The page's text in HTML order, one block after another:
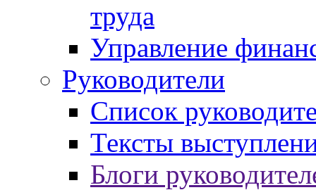
труда
Управление
Руководители
Список
Тексты
Блоги